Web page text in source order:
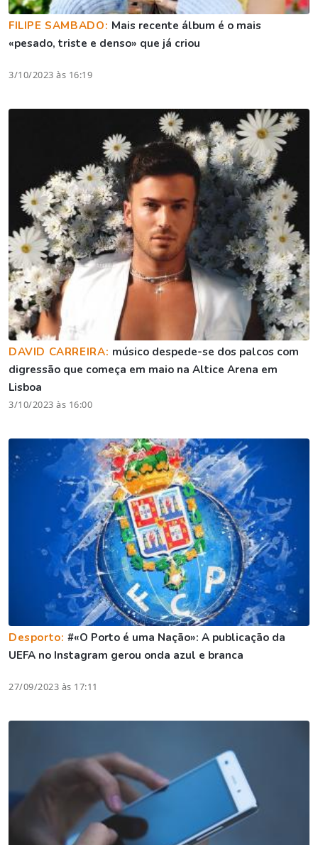
FILIPE SAMBADO: Mais recente álbum é o mais
«pesado, triste e denso» que já criou
3/10/2023 às 16:19
DAVID CARREIRA: músico despede-se dos palcos com
digressão que começa em maio na Altice Arena em
Lisboa
3/10/2023 às 16:00
Desporto:#«O Porto é uma Nação»: A publicação da
UEFA no Instagram gerou onda azul e branca
27/09/2023 às 17:11